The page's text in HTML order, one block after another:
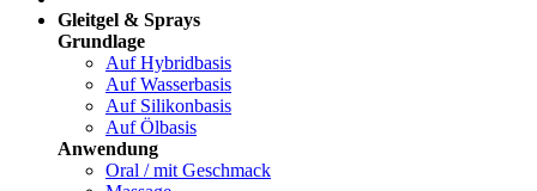
Gleitgel & Sprays
Grundlage
Auf Hybridbasis
Auf Wasserbasis
Auf Silikonbasis
Auf Ölbasis
Anwendung
Oral / mit Geschmack